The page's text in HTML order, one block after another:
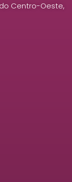
Centro-Oeste,